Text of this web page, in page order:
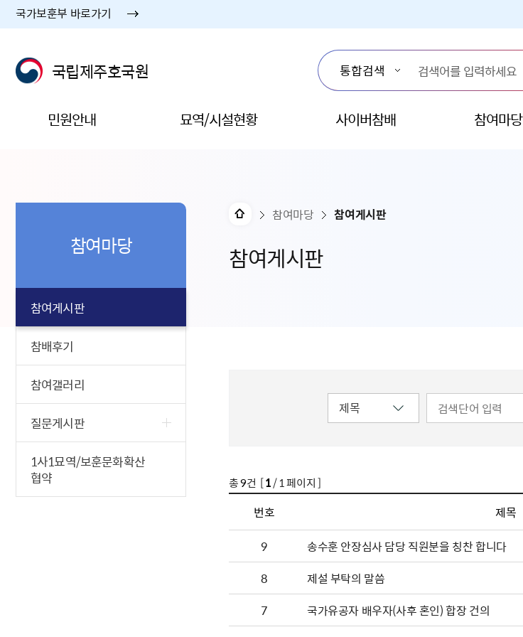
국가보훈부 바로가기
국립제주호국원
민원안내 묘역/시설현황 사이버참배 참여마당
참여게시판
참여마당 참여게시판
참여마당
참여게시판
참배후기
참여갤러리
질문게시판
1사1묘역/보훈문화확산
협약
총9건 [1/ 1 페이지 ]
번호 제목
9
송수훈 안장심사 담당 직원분을 칭찬 합니다
8
제설 부탁의 말씀
7
국가유공자 배우자(사후 혼인) 합장 건의